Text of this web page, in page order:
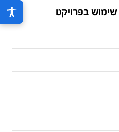
בפרויקט